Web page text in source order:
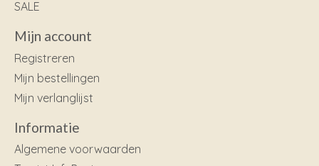
SALE
Mijn account
Registreren
Mijn bestellingen
Mijn verlanglijst
Informatie
Algemene voorwaarden